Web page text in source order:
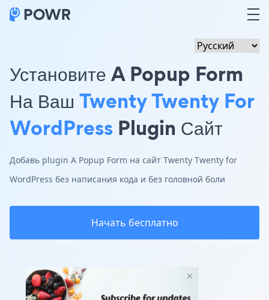
Установите A Popup Form
На Ваш Twenty Twenty For
WordPress Plugin Сайт
Добавь plugin A Popup Form на сайт Twenty Twenty for
WordPress без написания кода и без головной боли
Начать бесплатно